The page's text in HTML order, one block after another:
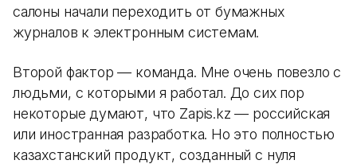
салоны начали переходить от бумажных
журналов к электронным системам.
Второй фактор — команда. Мне очень повезло с
людьми, с которыми я работал. До сих пор
некоторые думают, что Zapis.kz — российская
или иностранная разработка. Но это полностью
казахстанский продукт, созданный с нуля